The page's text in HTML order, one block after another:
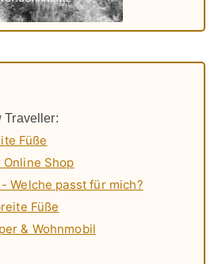
Traveller:
Füße
Shop
Welche passt für mich?
Füße
& Wohnmobil